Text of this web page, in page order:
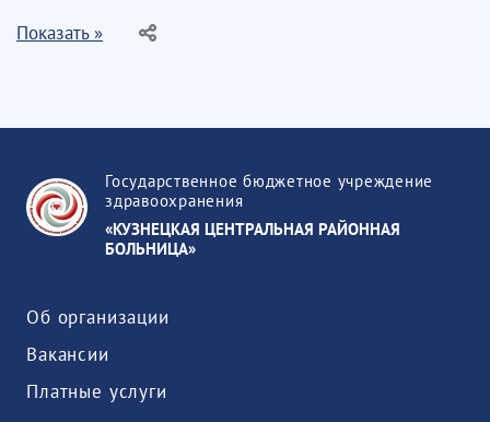
Показать »
Государственное бюджетное учреждение
здравоохранения
«КУЗНЕЦКАЯ ЦЕНТРАЛЬНАЯ РАЙОННАЯ
БОЛЬНИЦА»
Об организации
Вакансии
Платные услуги